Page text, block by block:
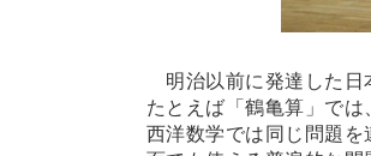
明治以前に発達した日
たとえば「鶴亀算」では
西洋数学では同じ問題